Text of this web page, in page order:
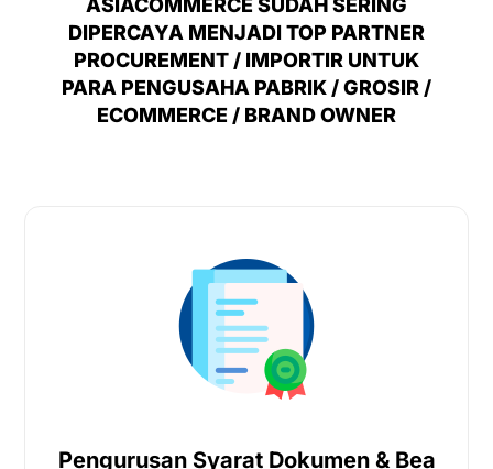
ASIACOMMERCE SUDAH SERING
DIPERCAYA MENJADI TOP PARTNER
PROCUREMENT / IMPORTIR UNTUK
PARA PENGUSAHA PABRIK / GROSIR /
ECOMMERCE / BRAND OWNER
Pengurusan Syarat Dokumen & Bea